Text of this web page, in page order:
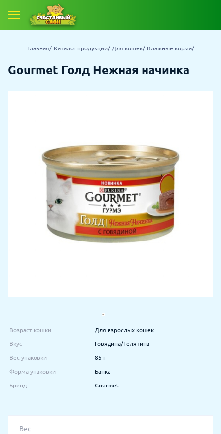
Главная Каталог продукции Для кошек Влажные корма
Gourmet Голд Нежная начинка
Возраст кошки Для взрослых кошек
Вкус Говядина/Телятина
Вес упаковки 85 г
Форма упаковки Банка
Бренд Gourmet
Вес